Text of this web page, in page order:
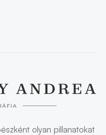
olyan pillanatokat